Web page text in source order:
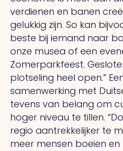
verdienen en banen
gelukkig zijn. So kan
beste bij iemand naar
onze musea of een
Zomerparkfeest.
plotseling heel open.”
samenwerking met
tevens van belang om
hoger niveau te tillen.
regio aantrekkelijker te
meer mensen boeien en